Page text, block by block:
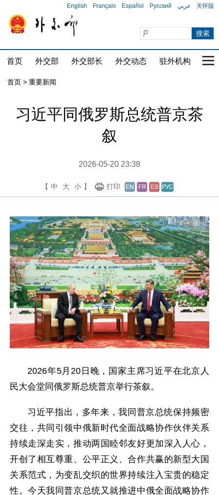
English Français Español Русский عربي 关怀版
首页 外交部 外交部长 外交动态 驻外机构 国
首页 > 重要新闻
习近平同俄罗斯总统普京茶
叙
2026-05-20 23:38
【 中 大 小 】 打印
2026年5月20日晚，国家主席习近平在北京人
民大会堂同俄罗斯总统普京举行茶叙。
习近平指出，多年来，我同普京总统保持频密
交往，共同引领中俄新时代全面战略协作伙伴关系
持续走深走实，推动两国睦邻友好更加深入人心，
开创了相互尊重、公平正义、合作共赢的新型大国
关系范式，为变乱交织的世界持续注入宝贵的稳定
性。今天我同普京总统又就推进中俄全面战略协作